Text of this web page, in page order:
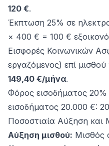
120 €.
Έκπτωση 25% σε
× 400 € = 100 €
Εισφορές Κοινωνικών
εργαζόμενος) επί
149,40 €/μήνα.
Φόρος εισοδήματος
εισοδήματος 20.000 €:
Ποσοστιαία Αύξηση και
Αύξηση μισθού: Μισθός